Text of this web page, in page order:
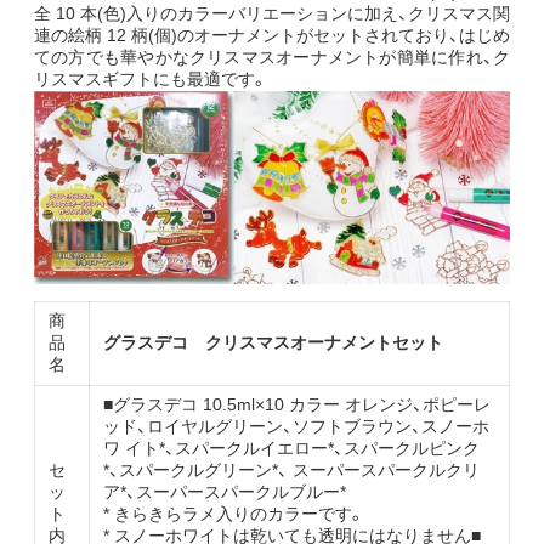
全 10 本(色)入りのカラーバリエーションに加え、クリスマス関
連の絵柄 12 柄(個)のオーナメントがセットされており、はじめ
ての方でも華やかなクリスマスオーナメントが簡単に作れ、ク
リスマスギフトにも最適です。
商
品
名
グラスデコ クリスマスオーナメントセット
セ
ッ
ト
内
■グラスデコ 10.5ml×10 カラー オレンジ、ポピーレ
ッド、ロイヤルグリーン、ソフトブラウン、スノーホ
ワ イト*、スパークルイエロー*、スパークルピンク
*、スパークルグリーン*、 スーパースパークルクリ
ア*、スーパースパークルブルー*
* きらきらラメ入りのカラーです。
* スノーホワイトは乾いても透明にはなりません■